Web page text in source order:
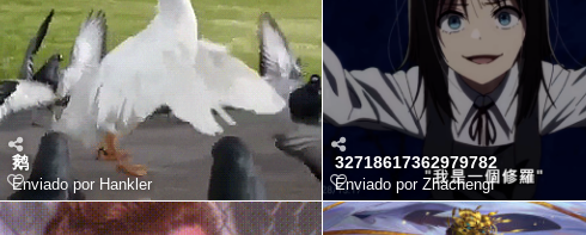
鹅
Enviado por Hankler
32718617362979782
Enviado por Zhachengf